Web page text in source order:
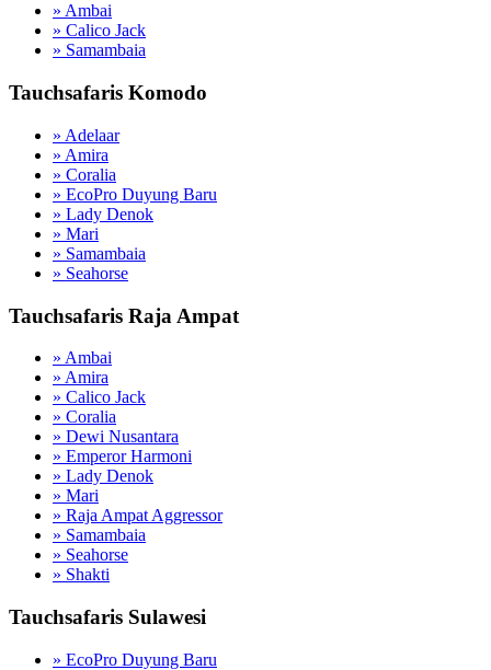
» Ambai
» Calico Jack
» Samambaia
Tauchsafaris Komodo
» Adelaar
» Amira
» Coralia
» EcoPro Duyung Baru
» Lady Denok
» Mari
» Samambaia
» Seahorse
Tauchsafaris Raja Ampat
» Ambai
» Amira
» Calico Jack
» Coralia
» Dewi Nusantara
» Emperor Harmoni
» Lady Denok
» Mari
» Raja Ampat Aggressor
» Samambaia
» Seahorse
» Shakti
Tauchsafaris Sulawesi
» EcoPro Duyung Baru